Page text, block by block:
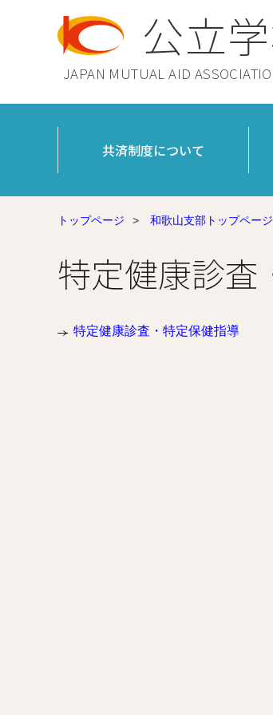
公立
JAPAN MUTUAL AID
共済制度について
トップページ > 和歌山支部トップページ
特定健康診査
特定健康診査・特定保健指導